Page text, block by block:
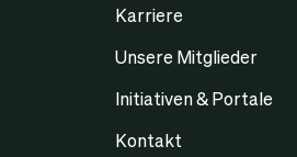
Karriere
Unsere Mitglieder
Initiativen & Portale
Kontakt